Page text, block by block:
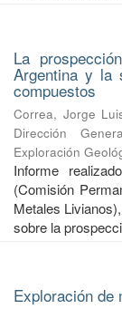
La
Argentina y la
compuestos
Correa, Jorge
Dirección
Exploración
Informe
(Comisión
Metales
sobre la
Exploración de